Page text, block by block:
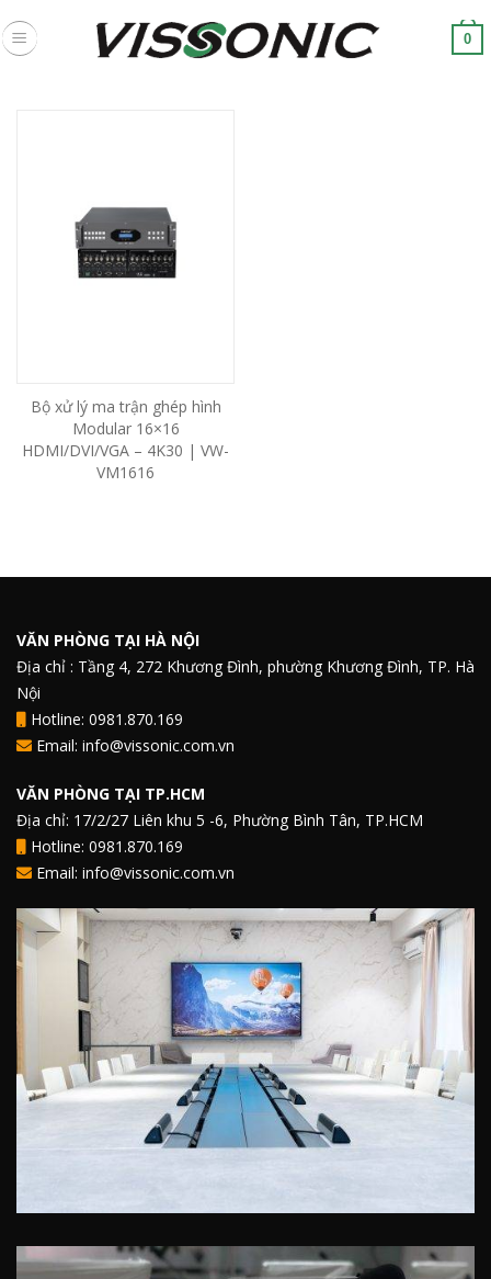
to
0
Bộ xử lý ma trận ghép hình
Modular 16×16
HDMI/DVI/VGA – 4K30 | VW-
VM1616
VĂN PHÒNG TẠI HÀ NỘI
Địa chỉ : Tầng 4, 272 Khương Đình, phường Khương Đình, TP. Hà
Nội
Hotline: 0981.870.169
Email: info@vissonic.com.vn
VĂN PHÒNG TẠI TP.HCM
Địa chỉ: 17/2/27 Liên khu 5 -6, Phường Bình Tân, TP.HCM
Hotline: 0981.870.169
Email: info@vissonic.com.vn